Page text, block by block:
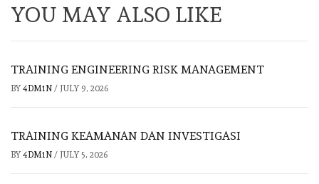
YOU MAY ALSO LIKE
TRAINING ENGINEERING RISK MANAGEMENT
BY 4DM1N / JULY 9, 2026
TRAINING KEAMANAN DAN INVESTIGASI
BY 4DM1N / JULY 5, 2026